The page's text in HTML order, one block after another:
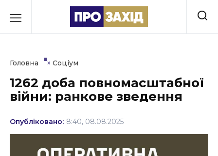
до
Культура
Освіта
Головна » Соціум
1262 доба повномасштабної
війни: ранкове зведення
Опубліковано: 8:40, 08.08.2025